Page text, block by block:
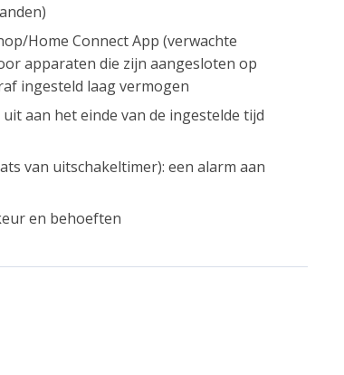
Home Connect App (verwachte
apparaten die zijn aangesloten op
ingesteld laag vermogen
aan het einde van de ingestelde tijd
van uitschakeltimer): een alarm aan
en behoeften